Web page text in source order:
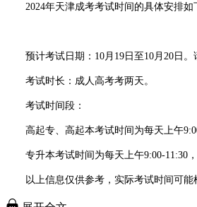
2024年天津成考考试时间的具体安排如
预计考试日期：10月19日至10月20日。
考试时长：成人高考考两天。
考试时间段：
高起专、高起本考试时间为每天上午9:00-
专升本考试时间为每天上午9:00-11:30，
以上信息仅供参考，实际考试时间可能